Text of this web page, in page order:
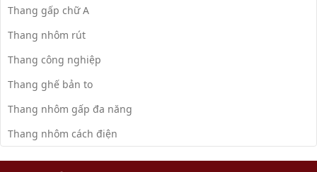
Thang gấp chữ A
Thang nhôm rút
Thang công nghiệp
Thang ghế bản to
Thang nhôm gấp đa năng
Thang nhôm cách điện